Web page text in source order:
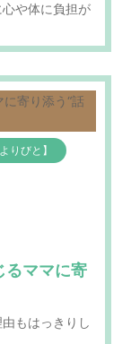
や体に負担が
りびと】
るママに寄
もはっきりし